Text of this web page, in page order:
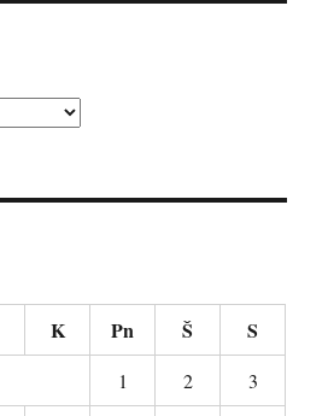
K Pn Š S
1 2 3